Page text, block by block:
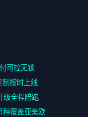
可控无锁
制按时上线
级全程陪跑
种覆盖亚美欧